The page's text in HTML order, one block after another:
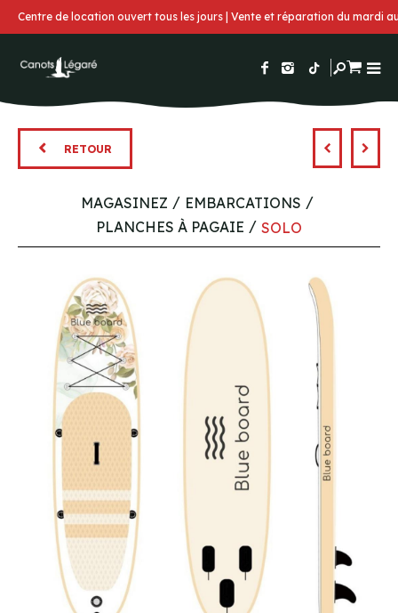
Centre de location ouvert tous les jours | Vente et réparation du mardi
RETOUR
MAGASINEZ
EMBARCATIONS
PLANCHES À PAGAIE
SOLO